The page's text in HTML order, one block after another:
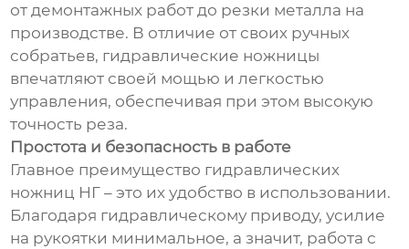
от демонтажных работ до резки металла на
производстве. В отличие от своих ручных
собратьев, гидравлические ножницы
впечатляют своей мощью и легкостью
управления, обеспечивая при этом высокую
точность реза.
Простота и безопасность в работе
Главное преимущество гидравлических
ножниц НГ – это их удобство в использовании.
Благодаря гидравлическому приводу, усилие
на рукоятки минимальное, а значит, работа с